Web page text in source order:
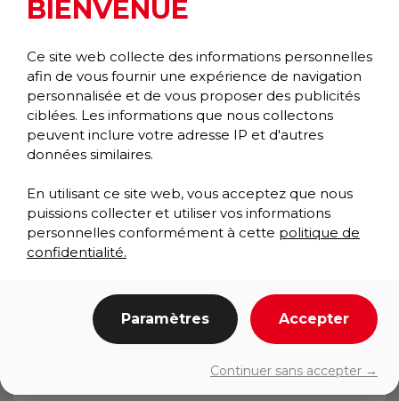
OXFORD ELITE GRAPHIC INLAY
Wiper/Scraper
BIENVENUE
Ce site web collecte des informations personnelles
afin de vous fournir une expérience de navigation
personnalisée et de vous proposer des publicités
ciblées. Les informations que nous collectons
peuvent inclure votre adresse IP et d'autres
données similaires.
En utilisant ce site web, vous acceptez que nous
puissions collecter et utiliser vos informations
personnelles conformément à cette politique de
confidentialité.
Paramètres Accepter
Continuer sans accepter →